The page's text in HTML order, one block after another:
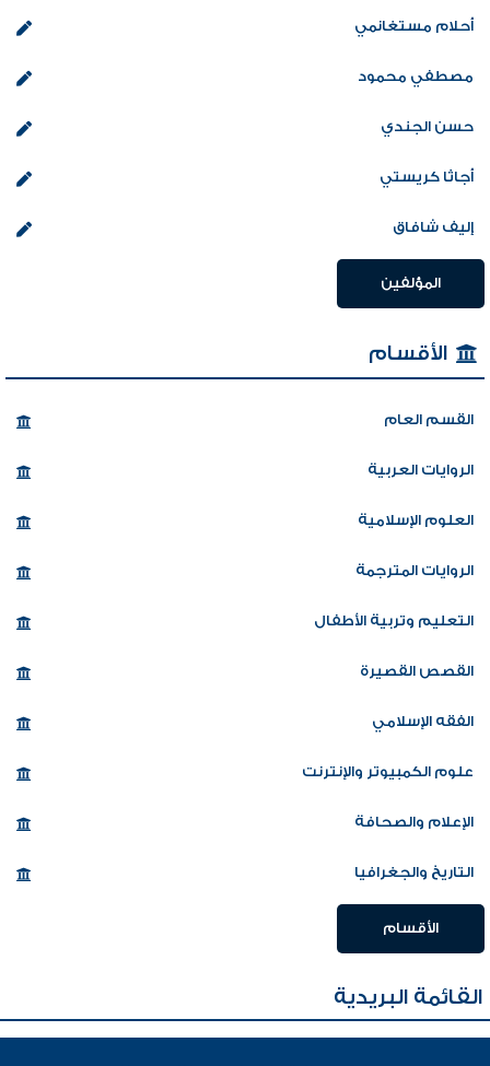
أحلام مستغانمي
مصطفي محمود
حسن الجندي
أجاثا كريستي
إليف شافاق
المؤلفين
الأقسام
القسم العام
الروايات العربية
العلوم الإسلامية
الروايات المترجمة
التعليم وتربية الأطفال
القصص القصيرة
الفقه الإسلامي
علوم الكمبيوتر والإنترنت
الإعلام والصحافة
التاريخ والجغرافيا
الأقسام
القائمة البريدية